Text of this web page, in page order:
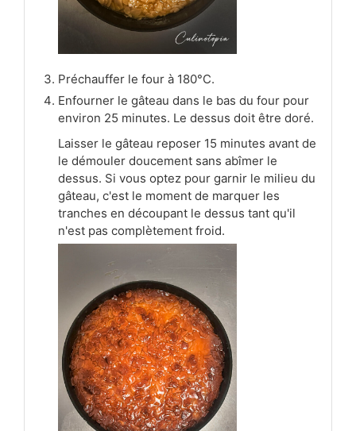
Préchauffer le four à 180°C.
Enfourner le gâteau dans le bas du four pour
environ 25 minutes. Le dessus doit être doré.
Laisser le gâteau reposer 15 minutes avant de
le démouler doucement sans abîmer le
dessus. Si vous optez pour garnir le milieu du
gâteau, c'est le moment de marquer les
tranches en découpant le dessus tant qu'il
n'est pas complètement froid.